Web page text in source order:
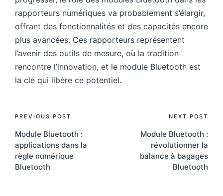
rapporteurs numériques va probablement s’élargir,
offrant des fonctionnalités et des capacités encore
plus avancées. Ces rapporteurs représentent
l’avenir des outils de mesure, où la tradition
rencontre l’innovation, et le module Bluetooth est
la clé qui libère ce potentiel.
Post
navigation
PREVIOUS POST
Module Bluetooth :
applications dans la
règle numérique
Bluetooth
NEXT POST
Module Bluetooth :
révolutionner la
balance à bagages
Bluetooth